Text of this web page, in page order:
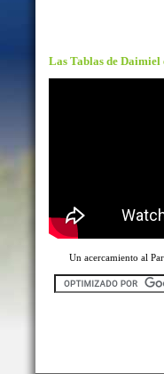
Las Tablas de Daimiel
Un acercamiento al